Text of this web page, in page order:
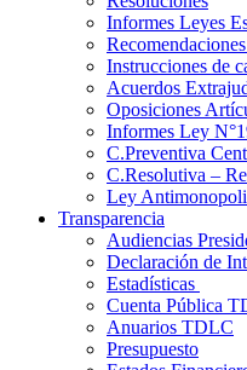
Informes Leyes
Instrucciones de
Acuerdos
Oposiciones
Informes Ley
C.Preventiva
C.Resolutiva –
Ley
Transparencia
Audiencias
Declaración de
Estadísticas
Cuenta Pública
Anuarios TDLC
Presupuesto